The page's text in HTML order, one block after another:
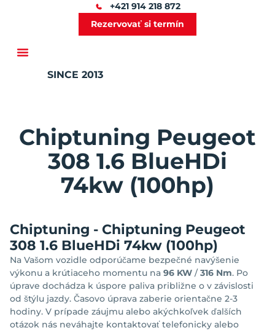
+421 914 218 872
Rezervovať si termín
SINCE 2013
Chiptuning Peugeot
308 1.6 BlueHDi
74kw (100hp)
Chiptuning - Chiptuning Peugeot
308 1.6 BlueHDi 74kw (100hp)
Na Vašom vozidle odporúčame bezpečné navýšenie
výkonu a krútiaceho momentu na 96 KW /316 Nm. Po
úprave dochádza k úspore paliva približne o v závislosti
od štýlu jazdy. Časovo úprava zaberie orientačne 2-3
hodiny. V prípade záujmu alebo akýchkoľvek ďalších
otázok nás neváhajte kontaktovať telefonicky alebo